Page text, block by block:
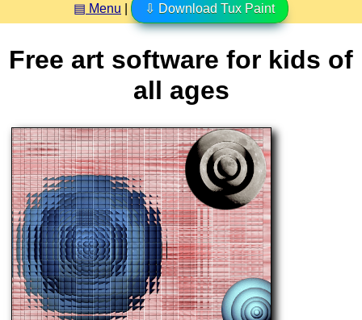
▤ Menu ⇩ Download Tux Paint
Free art software for kids of
all ages